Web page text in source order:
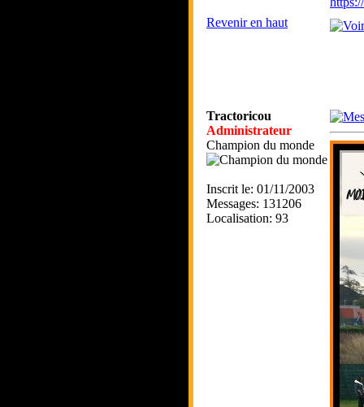
Revenir en haut
Tractoricou
Administrateur
Champion du monde
Inscrit le: 01/11/2003
Messages: 131206
Localisation: 93